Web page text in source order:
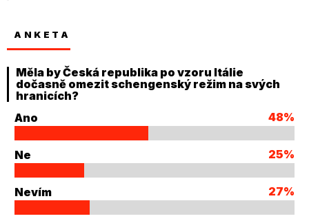
ANKETA
Měla by Česká republika po vzoru Itálie
dočasně omezit schengenský režim na svých
hranicích?
Ano
48%
Ne 25%
Nevím 27%